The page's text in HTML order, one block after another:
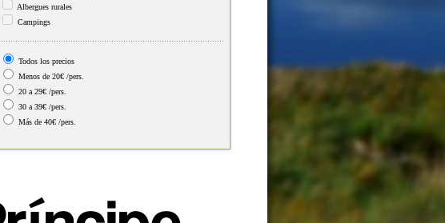
Albergues rurales
Campings
Todos los precios
Menos de 20€ /pers.
20 a 29€ /pers.
30 a 39€ /pers.
Más de 40€ /pers.